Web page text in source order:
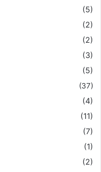
(5)
(2)
(2)
(3)
(5)
(37)
(4)
(11)
(7)
(1)
(2)